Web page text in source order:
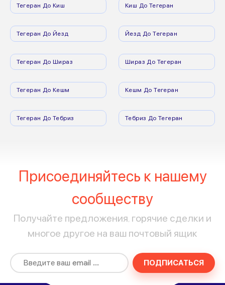
Тегеран До Киш Киш До Тегеран
Тегеран До Йезд Йезд До Тегеран
Тегеран До Шираз Шираз До Тегеран
Тегеран До Кешм Кешм До Тегеран
Тегеран До Тебриз Тебриз До Тегеран
Присоединяйтесь к нашему
сообществу
Получайте предложения, горячие сделки и
многое другое на ваш почтовый ящик
ПОДПИСАТЬСЯ